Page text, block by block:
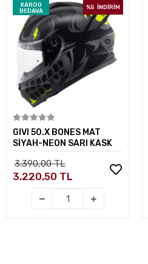
KARGO
BEDAVA
%5 İNDİRİM
Sepete Ekle
GIVI 50.X BONES MAT
SİYAH-NEON SARI KASK
3.390,00 TL
3.220,50 TL